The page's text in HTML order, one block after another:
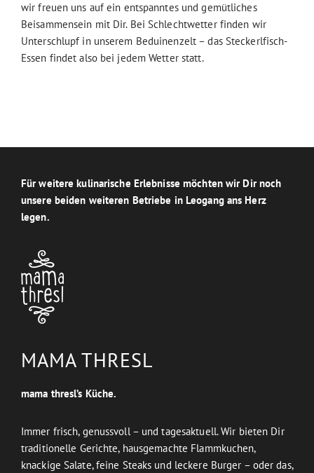
wir freuen uns auf ein entspanntes und gemütliches
Beisammensein mit Dir. Bei Schlechtwetter finden wir
Unterschlupf in unserem Beduinenzelt – das Steckerlfisch-
Essen findet also bei jedem Wetter statt.
Für weitere kulinarische Erlebnisse möchten wir Dir noch
unsere beiden weiteren Betriebe in Leogang ans Herz
legen.
MAMA THRESL
mama thresl’s Küche.
Immer frisch, genussvoll – und tagesaktuell. Wir bieten Dir
traditionelle Gerichte, hausgemachte Flammkuchen,
knackige Salate, feine Steaks und leckere Burger – oder das,